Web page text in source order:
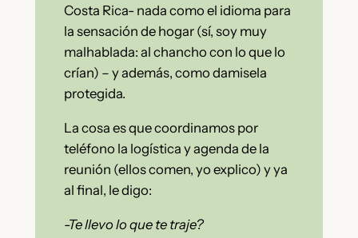
Costa Rica- nada como el idioma para
la sensación de hogar (sí, soy muy
malhablada: al chancho con lo que lo
crían) – y además, como damisela
protegida.
La cosa es que coordinamos por
teléfono la logística y agenda de la
reunión (ellos comen, yo explico) y ya
al final, le digo:
-Te llevo lo que te traje?